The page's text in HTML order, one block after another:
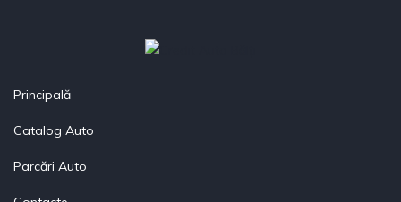
Principală
Catalog Auto
Parcări Auto